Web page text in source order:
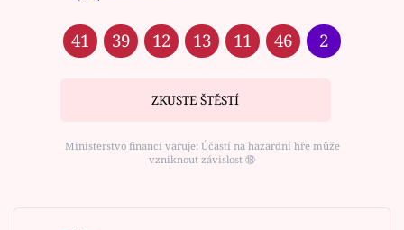
41 39 12 13 11 46 2
ZKUSTE ŠTĚSTÍ
Ministerstvo financí varuje: Účastí na hazardní hře může
vzniknout závislost ⑱